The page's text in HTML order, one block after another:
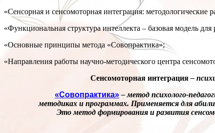
«Сенсорная и сенсомоторная интеграция: методологические
«Функциональная структура интеллекта – базовая модель
«Основные принципы метода «Совопрактика»;
«Направления работы научно-методического центра
Сенсомоторная интеграция–
«Совопрактика» – метод психолого-
методиках и программах. Применяется для
Это метод формирования и развития